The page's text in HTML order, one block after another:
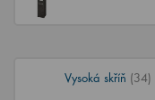
Vysoká skříň (34)